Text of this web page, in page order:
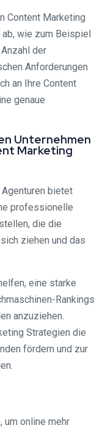
Content Marketing
wie zum Beispiel
der
Anforderungen
an Ihre Content
genaue
Unternehmen
Marketing
bietet
professionelle
die die
ziehen und das
eine starke
Rankings
anzuziehen.
Strategien die
fördern und zur
um online mehr